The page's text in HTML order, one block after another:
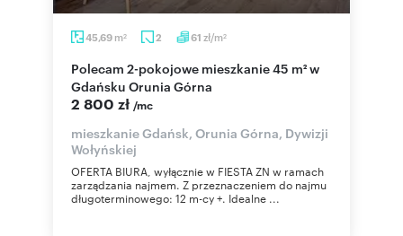
45,69 m2 2 61 zł/m2
Polecam 2-pokojowe mieszkanie 45 m² w
Gdańsku Orunia Górna
2 800 zł /mc
mieszkanie Gdańsk, Orunia Górna, Dywizji
Wołyńskiej
OFERTA BIURA, wyłącznie w FIESTA ZN w ramach
zarządzania najmem. Z przeznaczeniem do najmu
długoterminowego: 12 m-cy +. Idealne ...